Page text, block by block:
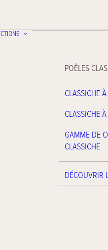
POÊLES
CLASSICHE
CLASSICHE
GAMME DE
CLASSICHE
DÉCOUVRIR